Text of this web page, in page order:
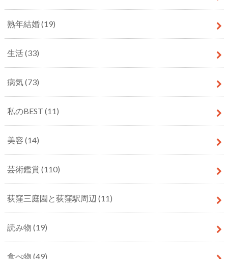
熟年結婚(19)
生活(33)
病気(73)
私のBEST (11)
美容 (14)
芸術鑑賞 (110)
荻窪三庭園と荻窪駅周辺 (11)
読み物 (19)
食べ物 (49)